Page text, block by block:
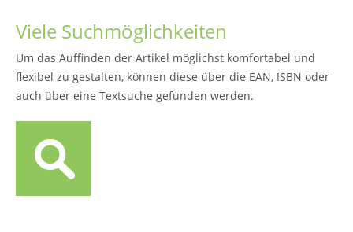
Viele Suchmöglichkeiten
Um das Auffinden der Artikel möglichst komfortabel und
flexibel zu gestalten, können diese über die EAN, ISBN oder
auch über eine Textsuche gefunden werden.